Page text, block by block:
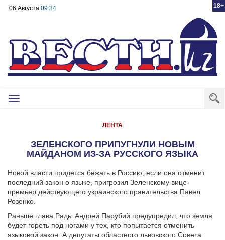
18+
06 Августа 09:34
Toggle
ЛЕНТА
ЗЕЛЕНСКОГО ПРИПУГНУЛИ НОВЫМ
МАЙДАНОМ ИЗ-ЗА РУССКОГО ЯЗЫКА
Новой власти придется бежать в Россию, если она отменит
последний закон о языке, пригрозил Зеленскому вице-
премьер действующего украинского правительства Павел
Розенко.
Раньше глава Рады Андрей Парубий предупредил, что земля
будет гореть под ногами у тех, кто попытается отменить
языковой закон. А депутаты областного львовского Совета